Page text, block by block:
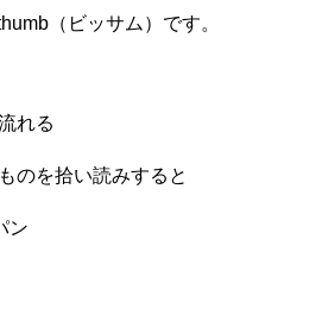
（ビッサム）です。
れる
のを拾い読みすると
ン